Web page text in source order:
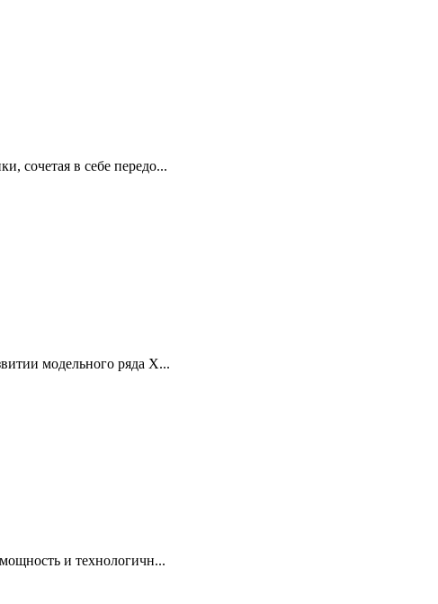
сочетая в себе передо...
модельного ряда X...
и технологичн...